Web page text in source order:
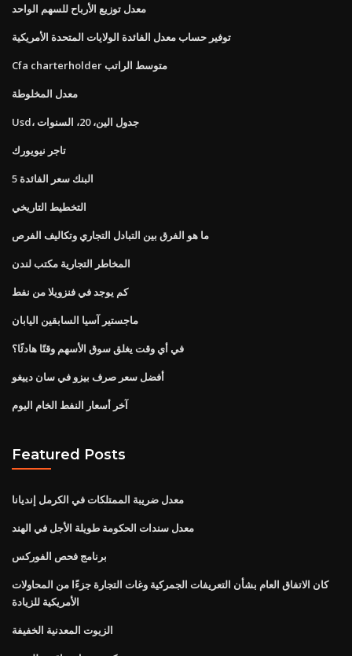
معدل توزيع الأرباح للسهم الواحد
توفير حساب معدل الفائدة الولايات المتحدة الأمريكية
Cfa charterholder متوسط ​​الراتب
معدل المخلوطة
Usd، جدول الين، 20، السنوات
تاجر نيويورك
5 البنك سعر الفائدة
التخطيط التاريخي
ما هو الفرق بين التبادل التجاري وتكاليف الفرص
المخاطر التجارية مكتب لندن
كم يوجد في فنزويلا من نفط
ماجستير آسيا السابقين اليابان
في أي وقت يغلق سوق الأسهم وقتًا هادئًا؟
أفضل سعر صرف بيزو في سان دييغو
آخر أسعار النفط الخام اليوم
Featured Posts
معدل ضريبة الممتلكات في الكرمل إنديانا
معدل سندات الحكومة طويلة الأجل في الهند
برنامج فحص الفوركس
كان الاتفاق العام بشأن التعريفات الجمركية وغات التجارة جزءًا من المحاولات
الأمريكية للزيادة
الزيوت المعدنية الخفيفة